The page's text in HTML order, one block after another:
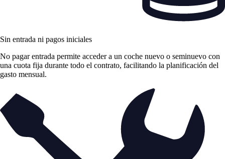
Sin entrada ni pagos iniciales
No pagar entrada permite acceder a un coche nuevo o seminuevo con
una cuota fija durante todo el contrato, facilitando la planificación del
gasto mensual.